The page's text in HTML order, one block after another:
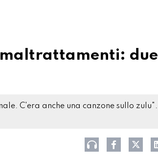
maltrattamenti: due
C'era anche una canzone sullo zulu".